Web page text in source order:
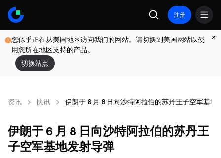
注册
您似乎正在从美国地区访问我们的网站。请切换到美国网站以使
用您所在地区支持的产品。
切换站点
资讯 快讯 伊朗于 6 月 8 日向沙特阿拉伯的苏丹王子空军基地
伊朗于 6 月 8 日向沙特阿拉伯的苏丹王
子空军基地发射导弹